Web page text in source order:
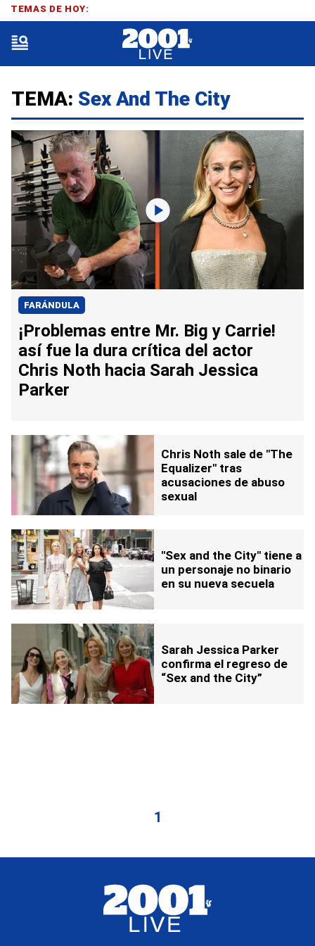
TEMA: Sex And The City
FARÁNDULA
¡Problemas entre Mr. Big y Carrie!
así fue la dura crítica del actor
Chris Noth hacia Sarah Jessica
Parker
Chris Noth sale de "The
Equalizer" tras
acusaciones de abuso
sexual
"Sex and the City" tiene a
un personaje no binario
en su nueva secuela
Sarah Jessica Parker
confirma el regreso de
“Sex and the City”
1
TEMAS DE HOY: